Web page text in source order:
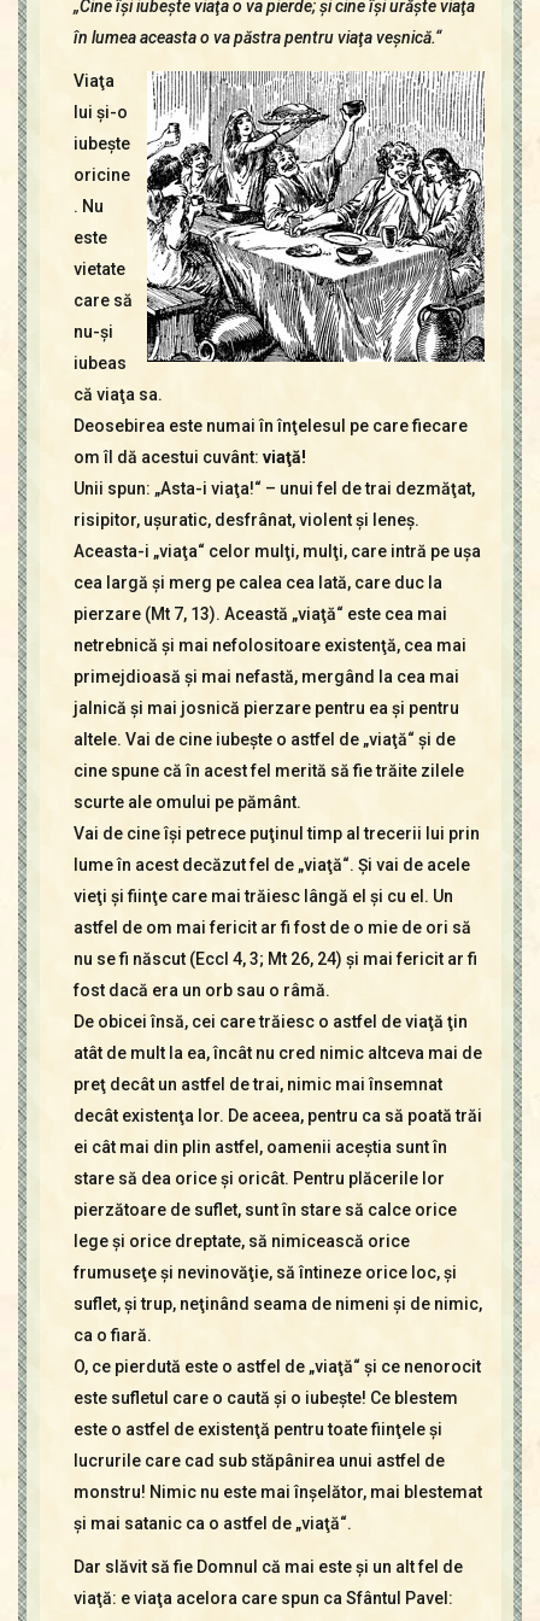
Icoane
Mărgăritare
Calendar
Glosar
Repere
Contact
„Cine îşi iubeşte viaţa o va pierde; şi cine îşi urăş­te viaţa
în lumea aceasta o va păstra pentru viaţa veşnică.“
Viaţa
lui şi-o
iubeşte
oricine
. Nu
este
vietate
care să
nu-şi
iubeas
că viaţa sa.
Deosebirea este numai în înţelesul pe care fiecare
om îl dă acestui cuvânt: viaţă!
Unii spun: „Asta-i viaţa!“ – unui fel de trai dezmăţat,
risipitor, uşuratic, desfrânat, violent şi leneş.
Aceasta-i „viaţa“ celor mulţi, mulţi, care intră pe uşa
cea largă şi merg pe calea cea lată, care duc la
pierzare (Mt 7, 13). Această „viaţă“ este cea mai
netrebnică şi mai nefolositoare existenţă, cea mai
primejdioasă şi mai nefastă, mergând la cea mai
jalnică şi mai josnică pierzare pentru ea şi pentru
altele. Vai de cine iubeşte o astfel de „viaţă“ şi de
cine spune că în acest fel merită să fie trăite zilele
scurte ale omului pe pământ.
Vai de cine îşi petrece puţinul timp al trecerii lui prin
lume în acest decăzut fel de „viaţă“. Şi vai de acele
vieţi şi fiinţe care mai trăiesc lângă el şi cu el. Un
astfel de om mai fericit ar fi fost de o mie de ori să
nu se fi născut (Eccl 4, 3; Mt 26, 24) şi mai fericit ar fi
fost dacă era un orb sau o râmă.
De obicei însă, cei care trăiesc o astfel de viaţă ţin
atât de mult la ea, încât nu cred nimic altceva mai de
preţ decât un astfel de trai, nimic mai însemnat
decât existenţa lor. De aceea, pentru ca să poată trăi
ei cât mai din plin astfel, oamenii aceştia sunt în
stare să dea orice şi oricât. Pentru plăcerile lor
pierzătoare de suflet, sunt în stare să calce orice
lege şi orice dreptate, să nimicească orice
frumuseţe şi nevinovăţie, să întineze orice loc, şi
suflet, şi trup, neţinând seama de nimeni şi de nimic,
ca o fiară.
O, ce pierdută este o astfel de „viaţă“ şi ce nenorocit
este sufletul care o caută şi o iubeşte! Ce blestem
este o astfel de existenţă pentru toate fiinţele şi
lucrurile care cad sub stăpânirea unui astfel de
monstru! Nimic nu este mai înşelător, mai blestemat
şi mai satanic ca o astfel de „viaţă“.
Dar slăvit să fie Domnul că mai este şi un alt fel de
viaţă: e viaţa acelora care spun ca Sfântul Pavel: